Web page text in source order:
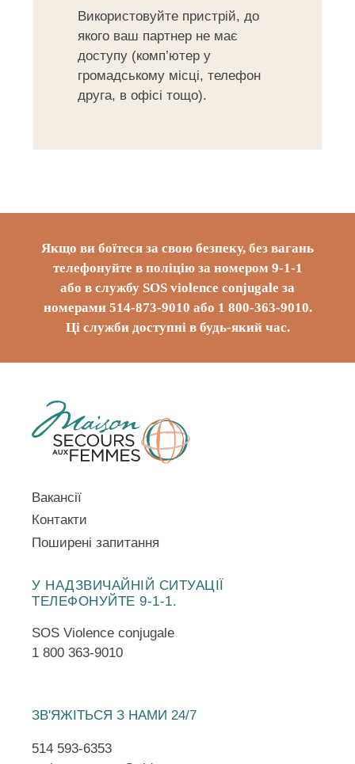
Використовуйте пристрій, до
якого ваш партнер не має
доступу (комп’ютер у
громадському місці, телефон
друга, в офісі тощо).
Якщо ви боїтеся за свою безпеку, без вагань
телефонуйте в поліцію за номером 9-1-1
або в службу SOS violence conjugale за
номерами 514-873-9010 або 1 800-363-9010.
Ці служби доступні в будь-який час.
Вакансії
Контакти
Поширені запитання
У НАДЗВИЧАЙНІЙ СИТУАЦІЇ
ТЕЛЕФОНУЙТЕ 9-1-1.
SOS Violence conjugale
1 800 363-9010
ЗВ'ЯЖІТЬСЯ З НАМИ 24/7
514 593-6353